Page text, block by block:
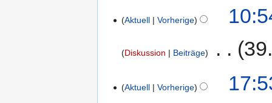
Aktuell Vorherige
Diskussion Beiträge
Aktuell Vorherige